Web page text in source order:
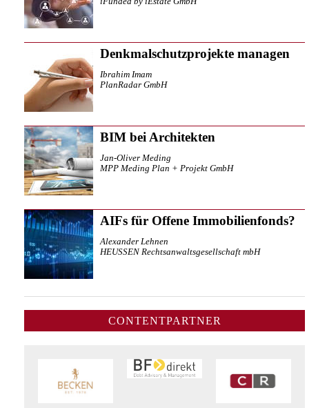
Denkmalschutzprojekte managen
Ibrahim Imam
PlanRadar GmbH
BIM bei Architekten
Jan-Oliver Meding
MPP Meding Plan + Projekt GmbH
AIFs für Offene Immobilienfonds?
Alexander Lehnen
HEUSSEN Rechtsanwaltsgesellschaft mbH
CONTENTPARTNER